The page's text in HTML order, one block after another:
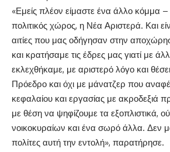
«Εμείς πλέον είμαστε ένα άλλο κόμμα
πολιτικός χώρος, η Νέα Αριστερά. Και
αιτίες που μας οδήγησαν στην
και κρατήσαμε τις έδρες μας γιατί με
εκλεχθήκαμε, με αριστερό λόγο και
Πρόεδρο και όχι με μάνατζερ που
κεφαλαίου και εργασίας με ακροδεξιά
με θέση να ψηφίζουμε τα εξοπλιστικά,
νοικοκυραίων και ένα σωρό άλλα. Δεν
πολίτες αυτή την εντολή», παρατήρησε.